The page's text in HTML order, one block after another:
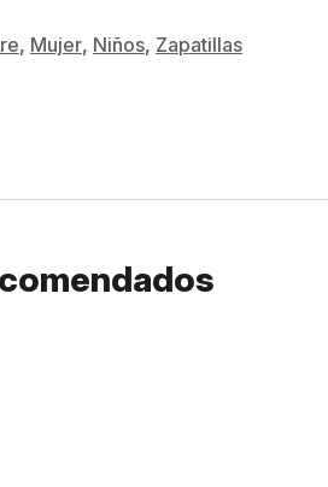
, Mujer, Niños, Zapatillas